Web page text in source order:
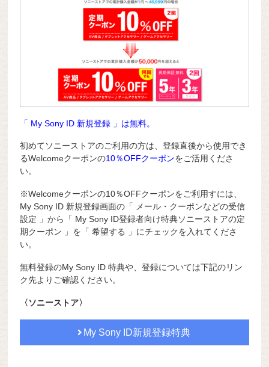
「 My Sony ID 新規登録 」は無料。
初めてソニーストアのご利用の方は、登録直後から使用でき
るWelcomeクーポンの10％OFFクーポンをご活用くださ
い。
※Welcomeクーポンの10％OFFクーポンをご利用すには、
My Sony ID 新規登録画面の「 メール・クーポンなどの受信
設定 」から「 My Sony ID登録者向け特典ソニーストアの定
期クーポン 」を「 希望する 」にチェックを入れてくださ
い。
無料登録のMy Sony ID 特典や、登録については下記のリン
ク先よりご確認ください。
〈ソニーストア〉
My Sony ID新規登録特典